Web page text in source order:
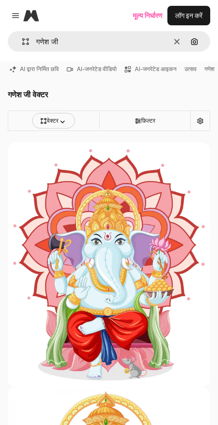
Close menu
Magnific
साफ़ इमेज से
मूल्य निर्धारण लॉग इन करें
AI द्वारा निर्मित छवि AI-जनरेटेड वीडियो AI-जनरेटेड आइकन उत्सव गणेश
गणेश जी वेक्टर
वेक्टर फ़िल्टर